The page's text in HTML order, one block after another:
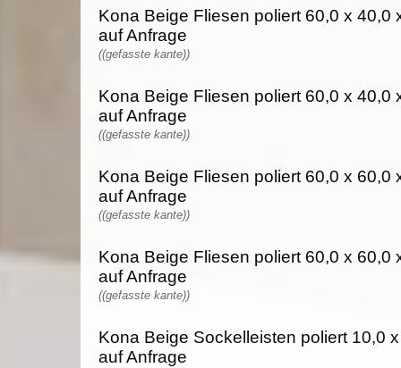
Kona Beige Fliesen poliert 60,0 x 40,0
auf Anfrage
((gefasste kante))
Kona Beige Fliesen poliert 60,0 x 40,0
auf Anfrage
((gefasste kante))
Kona Beige Fliesen poliert 60,0 x 60,0
auf Anfrage
((gefasste kante))
Kona Beige Fliesen poliert 60,0 x 60,0
auf Anfrage
((gefasste kante))
Kona Beige Sockelleisten poliert 10,0
auf Anfrage